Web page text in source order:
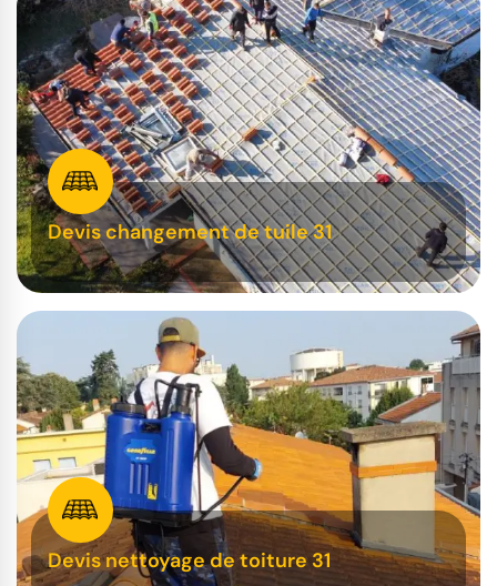
Devis changement de tuile 31
Devis nettoyage de toiture 31